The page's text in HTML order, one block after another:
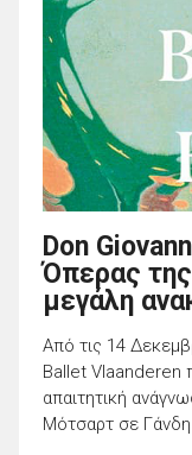
Don
Όπερας
μεγάλη
Από τις 14
Ballet Vlaanderen
απαιτητική
Μότσαρτ σε